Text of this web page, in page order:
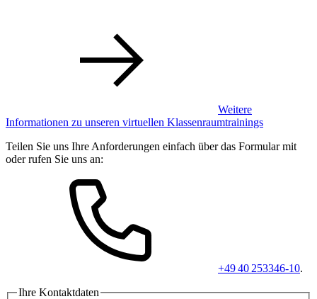
Weitere
Informationen zu unseren virtuellen Klassenraumtrainings
Teilen Sie uns Ihre Anforderungen einfach über das Formular mit
oder rufen Sie uns an:
+49 40 253346-10.
Ihre Kontaktdaten